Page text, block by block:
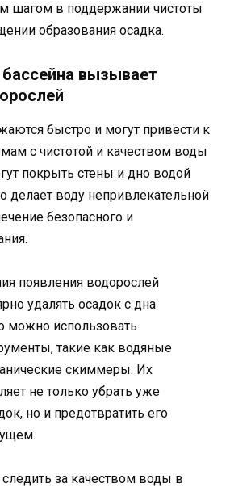
шагом в поддержании чистоты
образования осадка.
вызывает
быстро и могут привести к
с чистотой и качеством воды
покрыть стены и дно водой
делает воду непривлекательной
безопасного и
появления водорослей
удалять осадок с дна
можно использовать
такие как водяные
скиммеры. Их
не только убрать уже
но и предотвратить его
за качеством воды в